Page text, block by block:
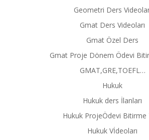
Geometri Ders
Gmat Ders Videoları
Gmat Özel Ders
Gmat Proje Dönem Ödevi
GMAT,GRE,TOEFL…
Hukuk
Hukuk ders İlanları
Hukuk ProjeÖdevi Bitirme
Hukuk Vİdeoları